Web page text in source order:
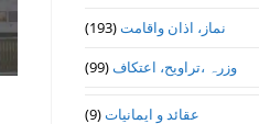
نماز، اذان واقامت(193)
وزرہ ،تراويح، اعتكاف(99)
عقائد و ایمانیات(9)